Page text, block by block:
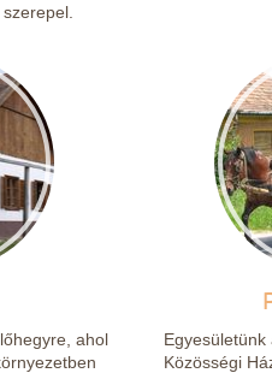
ahol
Közösségi